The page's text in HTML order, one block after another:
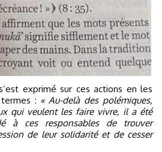
: « Au-delà des polémiques,
qui veulent les faire vivre, il a été
à ces responsables de trouver
de leur solidarité et de cesser